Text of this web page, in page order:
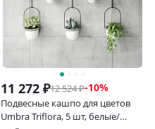
11 272 ₽12 524₽-10%
Подвесные кашпо для цветов
Umbra Triflora, 5 шт, белые/